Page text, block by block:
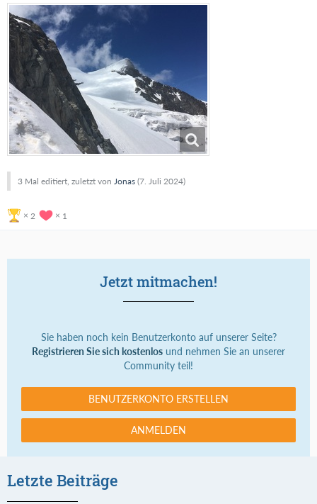
3 Mal editiert, zuletzt von Jonas (7. Juli 2024)
2 1
Jetzt mitmachen!
Sie haben noch kein Benutzerkonto auf unserer Seite?
Registrieren Sie sich kostenlos und nehmen Sie an unserer
Community teil!
BENUTZERKONTO ERSTELLEN
ANMELDEN
Letzte Beiträge